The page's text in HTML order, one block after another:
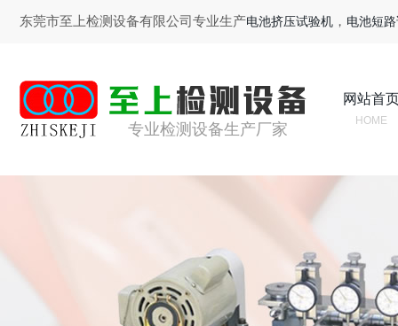
东莞市至上检测设备有限公司专业生产电池挤压试验机 ， 电池短
专业检测设备生产厂家
网站首
HOME